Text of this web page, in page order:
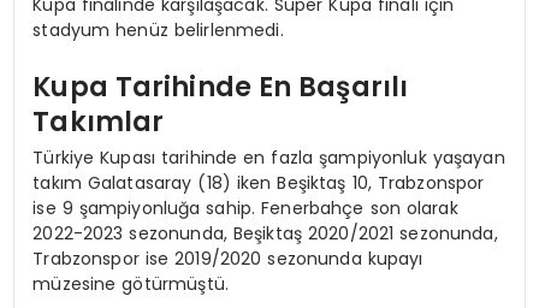
stadyum henüz belirlenmedi.
Kupa Tarihinde En Başarılı
Takımlar
Türkiye Kupası tarihinde en fazla şampiyonluk yaşayan
takım Galatasaray (18) iken Beşiktaş 10, Trabzonspor
ise 9 şampiyonluğa sahip. Fenerbahçe son olarak
2022-2023 sezonunda, Beşiktaş 2020/2021 sezonunda,
Trabzonspor ise 2019/2020 sezonunda kupayı
müzesine götürmüştü.